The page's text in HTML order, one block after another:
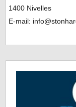
1400 Nivelles
E-mail: